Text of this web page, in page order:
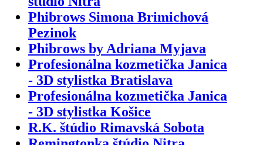
Phibrows Simona Brimichová
Pezinok
Phibrows by Adriana Myjava
Profesionálna kozmetička Janica
- 3D stylistka Bratislava
Profesionálna kozmetička Janica
- 3D stylistka Košice
R.K. štúdio Rimavská Sobota